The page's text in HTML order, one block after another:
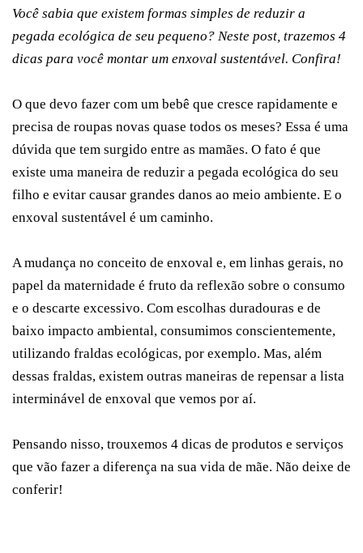
Você sabia que existem formas simples de reduzir a
pegada ecológica de seu pequeno? Neste post, trazemos 4
dicas para você montar um enxoval sustentável. Confira!
O que devo fazer com um bebê que cresce rapidamente e
precisa de roupas novas quase todos os meses? Essa é uma
dúvida que tem surgido entre as mamães. O fato é que
existe uma maneira de reduzir a pegada ecológica do seu
filho e evitar causar grandes danos ao meio ambiente. E o
enxoval sustentável é um caminho.
A mudança no conceito de enxoval e, em linhas gerais, no
papel da maternidade é fruto da reflexão sobre o consumo
e o descarte excessivo. Com escolhas duradouras e de
baixo impacto ambiental, consumimos conscientemente,
utilizando fraldas ecológicas, por exemplo. Mas, além
dessas fraldas, existem outras maneiras de repensar a lista
interminável de enxoval que vemos por aí.
Pensando nisso, trouxemos 4 dicas de produtos e serviços
que vão fazer a diferença na sua vida de mãe. Não deixe de
conferir!